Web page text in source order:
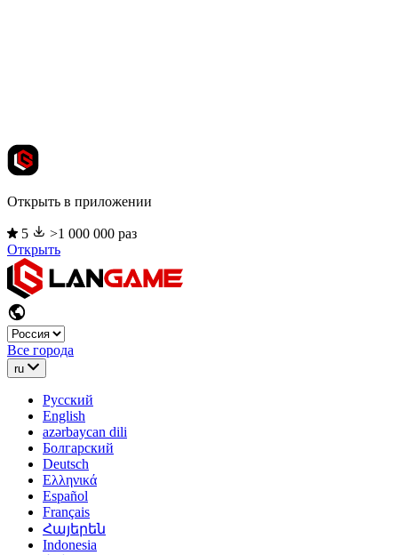
Открыть в приложении
5
>1 000 000 раз
Открыть
Все города
ru
Русский
English
azərbaycan dili
Болгарский
Deutsch
Ελληνικά
Español
Français
Հայերեն
Indonesia